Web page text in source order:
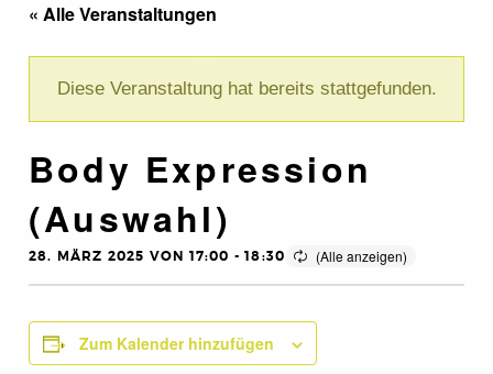
« Alle Veranstaltungen
Diese Veranstaltung hat bereits stattgefunden.
Body Expression
(Auswahl)
28. MÄRZ 2025 VON 17:00 -18:30
Zum Kalender hinzufügen